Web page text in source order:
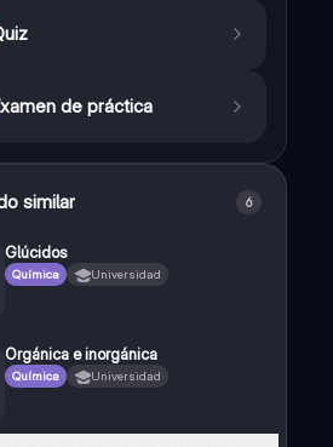
de práctica
similar 6
Glúcidos
Química Universidad
Orgánica e inorgánica
Química Universidad